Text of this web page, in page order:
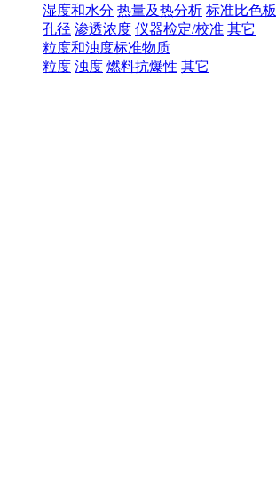
湿度和水分 热量及热分析 标准比色板
孔径 渗透浓度 仪器检定/校准 其它
粒度和浊度标准物质
粒度 浊度 燃料抗爆性 其它